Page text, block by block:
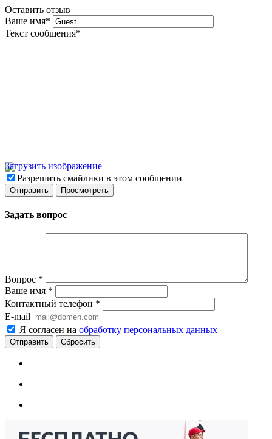
Оставить отзыв
Ваше имя*
Текст сообщения*
Загрузить изображение
Разрешить смайлики в этом сообщении
Задать вопрос
Вопрос *
Ваше имя *
Контактный телефон *
E-mail
Я согласен на обработку персональных данных
Сбросить